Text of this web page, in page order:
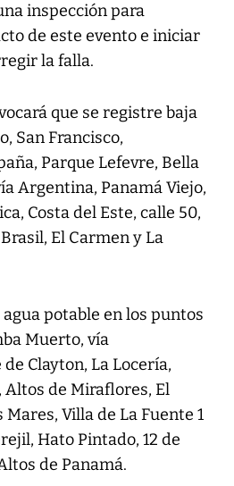
inspección para
de este evento e iniciar
la falla.
que se registre baja
San Francisco,
Parque Lefevre, Bella
Argentina, Panamá Viejo,
Costa del Este, calle 50,
El Carmen y La
potable en los puntos
Muerto, vía
Clayton, La Locería,
de Miraflores, El
Villa de La Fuente 1
Hato Pintado, 12 de
de Panamá.